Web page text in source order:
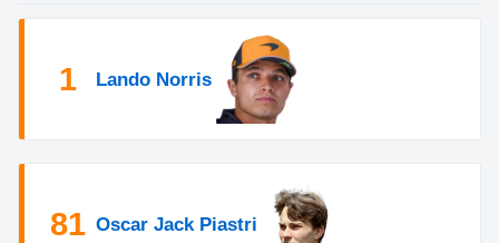
1 Lando Norris
81 Oscar Jack Piastri